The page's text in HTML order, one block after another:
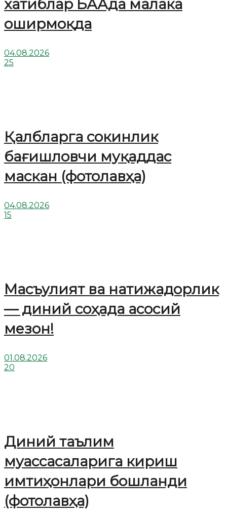
хатиблар БААда малака
оширмоқда
04.08.2026
25
Қалбларга сокинлик
бағишловчи муқаддас
маскан (фотолавҳа)
04.08.2026
15
Масъулият ва натижадорлик
— диний соҳада асосий
мезон!
01.08.2026
20
Диний таълим
муассасаларига кириш
имтиҳонлари бошланди
(фотолавҳа)